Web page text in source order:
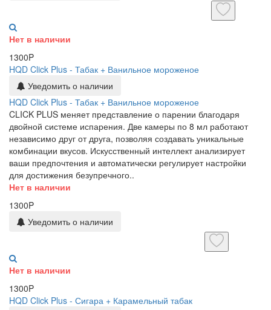
Нет в наличии
1300P
HQD Click Plus - Табак + Ванильное мороженое
Уведомить о наличии
HQD Click Plus - Табак + Ванильное мороженое
CLICK PLUS меняет представление о парении благодаря
двойной системе испарения. Две камеры по 8 мл работают
независимо друг от друга, позволяя создавать уникальные
комбинации вкусов. Искусственный интеллект анализирует
ваши предпочтения и автоматически регулирует настройки
для достижения безупречного..
Нет в наличии
1300P
Уведомить о наличии
Нет в наличии
1300P
HQD Click Plus - Сигара + Карамельный табак